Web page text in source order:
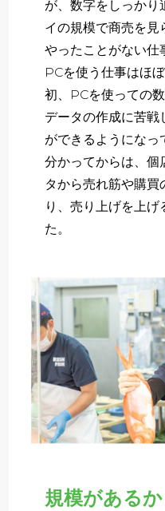
が、数字をしっかり
イの規模で商売を見
やったことがない仕
PCを使う仕事はほ
初、PCを使っての
データの作成に苦戦
ができるようになっ
分かってからは、個
タから売れ筋や購
り、売り上げを上
た。
規模がある